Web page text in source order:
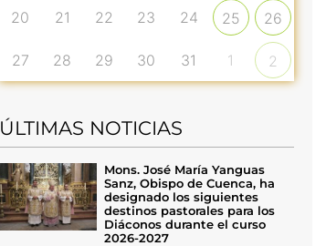
20 21 22 23 24 25 26
27 28 29 30 31 1 2
ÚLTIMAS NOTICIAS
Mons. José María Yanguas
Sanz, Obispo de Cuenca, ha
designado los siguientes
destinos pastorales para los
Diáconos durante el curso
2026-2027